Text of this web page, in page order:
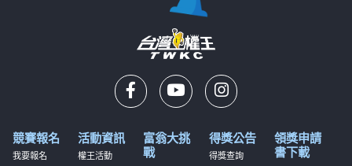
競賽報名
我要報名
活動資訊
權王活動
富翁大挑
戰
得獎公告
得獎查詢
領獎申請
書下載